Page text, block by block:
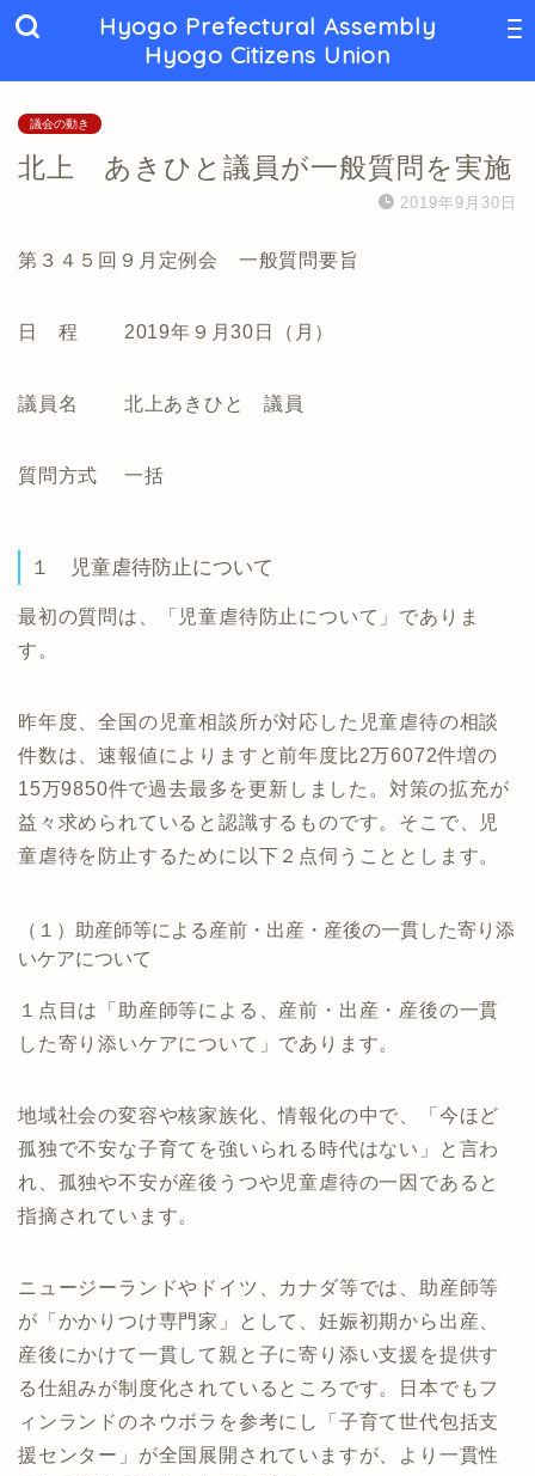
Hyogo Prefectural Assembly
Hyogo Citizens Union
議会の動き
北上 あきひと議員が一般質問を実施
2019年9月30日
第３４５回９月定例会 一般質問要旨
日 程 2019年９月30日（月）
議員名 北上あきひと 議員
質問方式 一括
１ 児童虐待防止について
最初の質問は、「児童虐待防止について」でありま
す。
昨年度、全国の児童相談所が対応した児童虐待の相談
件数は、速報値によりますと前年度比2万6072件増の
15万9850件で過去最多を更新しました。対策の拡充が
益々求められていると認識するものです。そこで、児
童虐待を防止するために以下２点伺うこととします。
（１）助産師等による産前・出産・産後の一貫した寄り添
いケアについて
１点目は「助産師等による、産前・出産・産後の一貫
した寄り添いケアについて」であります。
地域社会の変容や核家族化、情報化の中で、「今ほど
孤独で不安な子育てを強いられる時代はない」と言わ
れ、孤独や不安が産後うつや児童虐待の一因であると
指摘されています。
ニュージーランドやドイツ、カナダ等では、助産師等
が「かかりつけ専門家」として、妊娠初期から出産、
産後にかけて一貫して親と子に寄り添い支援を提供す
る仕組みが制度化されているところです。日本でもフ
ィンランドのネウボラを参考にし「子育て世代包括支
援センター」が全国展開されていますが、より一貫性